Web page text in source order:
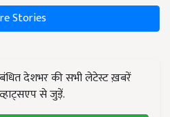
Stories
देशभर की सभी लेटेस्ट ख़बरें
से जुड़ें.